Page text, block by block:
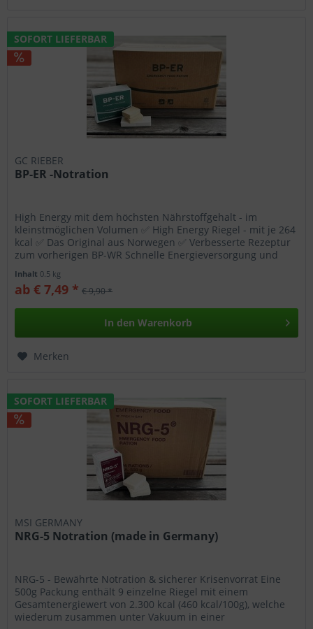
SOFORT LIEFERBAR
GC RIEBER
BP-ER -Notration
High Energy mit dem höchsten Nährstoffgehalt - im
kleinstmöglichen Volumen ✅ High Energy Riegel - mit je 264
kcal ✅ Das Original aus Norwegen ✅ Verbesserte Rezeptur
zum vorherigen BP-WR Schnelle Energieversorgung und
Inhalt 0.5 kg
ab € 7,49 * € 9,90 *
In den Warenkorb
Merken
SOFORT LIEFERBAR
MSI GERMANY
NRG-5 Notration (made in Germany)
NRG-5 - Bewährte Notration & sicherer Krisenvorrat Eine
500g Packung enthält 9 einzelne Riegel mit einem
Gesamtenergiewert von 2.300 kcal (460 kcal/100g), welche
wiederum zusammen unter Vakuum in einer